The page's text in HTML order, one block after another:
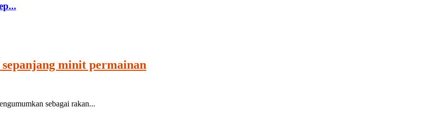
minit permainan
sebagai rakan...